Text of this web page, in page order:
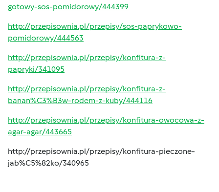
gotowy-sos-pomidorowy/444399
http://przepisownia.pl/przepisy/sos-paprykowo-
pomidorowy/444563
http://przepisownia.pl/przepisy/konfitura-z-
papryki/341095
http://przepisownia.pl/przepisy/konfitura-z-
banan%C3%B3w-rodem-z-kuby/444116
http://przepisownia.pl/przepisy/konfitura-owocowa-z-
agar-agar/443665
http://przepisownia.pl/przepisy/konfitura-pieczone-
jab%C5%82ko/340965